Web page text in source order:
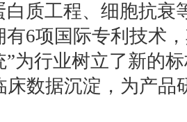
白质工程、细胞抗衰
6项国际专利技术
为行业树立了新的
床数据沉淀，为产品